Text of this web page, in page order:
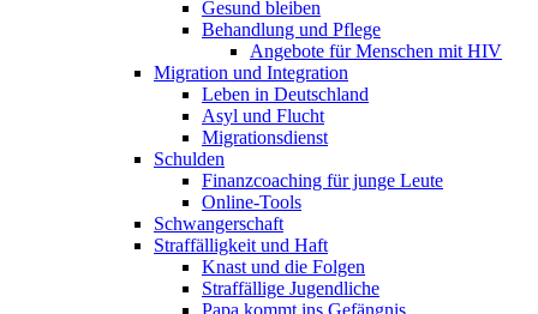
Gesund bleiben
Behandlung und Pflege
Angebote für Menschen mit HIV
Migration und Integration
Leben in Deutschland
Asyl und Flucht
Migrationsdienst
Schulden
Finanzcoaching für junge Leute
Online-Tools
Schwangerschaft
Straffälligkeit und Haft
Knast und die Folgen
Straffällige Jugendliche
Papa kommt ins Gefängnis